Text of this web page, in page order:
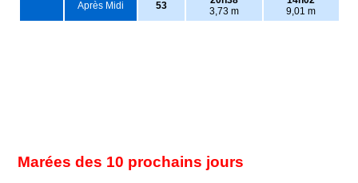
Après Midi 53
3,73 m
9,01 m
Marées des 10 prochains jours